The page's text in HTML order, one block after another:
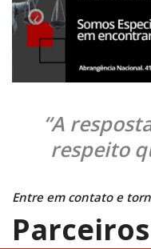
“A
respeito
Entreem contato e
Parceiros